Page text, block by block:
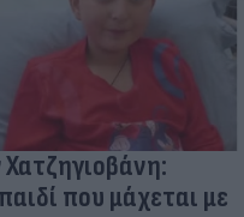
που μάχεται με